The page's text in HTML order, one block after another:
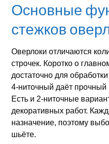
Основные
стежков
Оверлоки отличаются
строчек. Коротко о
достаточно для
4‑ниточный даёт
Есть и 2‑ниточные
декоративных работ.
назначение, поэтому
шьёте.